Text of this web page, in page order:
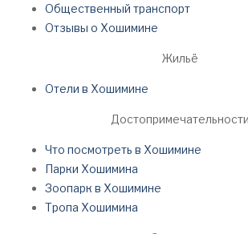
Общественный транспорт
Отзывы о Хошимине
Жильё
Отели в Хошимине
Достопримечательности
Что посмотреть в Хошимине
Парки Хошимина
Зоопарк в Хошимине
Тропа Хошимина